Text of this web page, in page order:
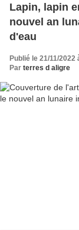
Lapin, lapin
nouvel an
d'eau
Publié le 21/11/2022
Par terres d aligre